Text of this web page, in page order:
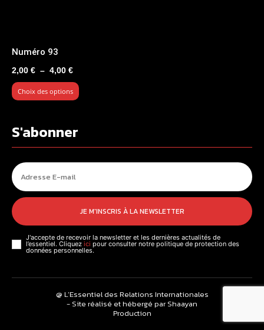
Numéro 93
2,00 € – 4,00 €Plage
de
prix :
4,00 €
Choix des options
S'abonner
JE M'INSCRIS À LA NEWSLETTER
J'accepte de recevoir la newsletter et les dernières actualités de
l’essentiel. Cliquez ici pour consulter notre politique de protection des
données personnelles.
@ L’Essentiel des Relations Internationales
- Site réalisé et hébergé par Shaayan
Production